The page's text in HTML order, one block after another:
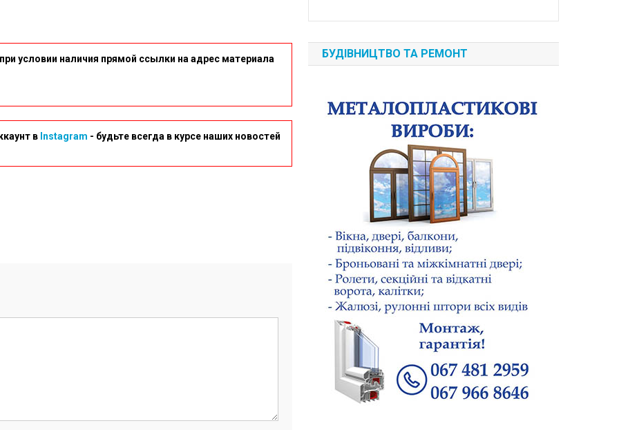
условии наличия прямой ссылки на адрес материала
в Instagram - будьте всегда в курсе наших новостей
БУДІВНИЦТВО ТА РЕМОНТ